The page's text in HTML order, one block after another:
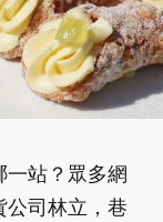
一站？眾多網
公司林立，巷